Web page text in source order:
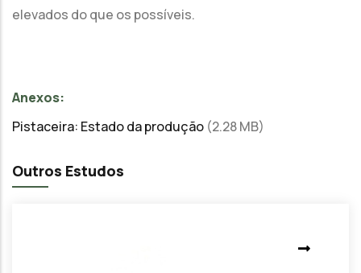
elevados do que os possíveis.
Anexos:
Pistaceira: Estado da produção (2.28 MB)
Outros Estudos